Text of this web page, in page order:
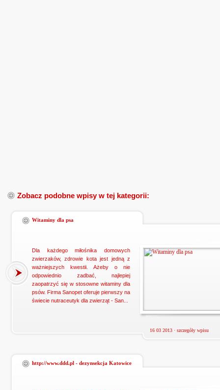
Zobacz podobne wpisy w tej kategorii:
Witaminy dla psa
Dla każdego miłośnika domowych
zwierzaków, zdrowie kota jest jedną z
ważniejszych kwestii. Ażeby o nie
odpowiednio zadbać, najlepiej
zaopatrzyć się w stosowne witaminy dla
psów. Firma Sanopet oferuje pierwszy na
świecie nutraceutyk dla zwierząt - San...
16 03 2013 · szczegóły wpisu
http://www.ddd.pl - dezynsekcja Katowice